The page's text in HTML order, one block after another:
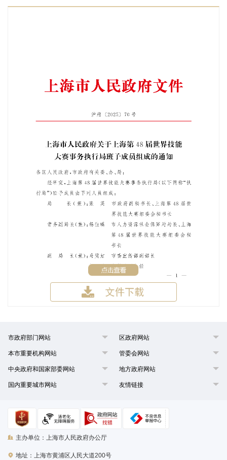
市政府部门网站 区政府网站
本市重要机构网站 管委会网站
中央政府和国家部委网站 地方政府网站
国内重要城市网站 友情链接
主办单位：上海市人民政府办公厅
地址：上海市黄浦区人民大道200号